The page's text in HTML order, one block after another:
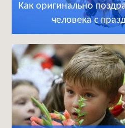
Как оригинально
человека с